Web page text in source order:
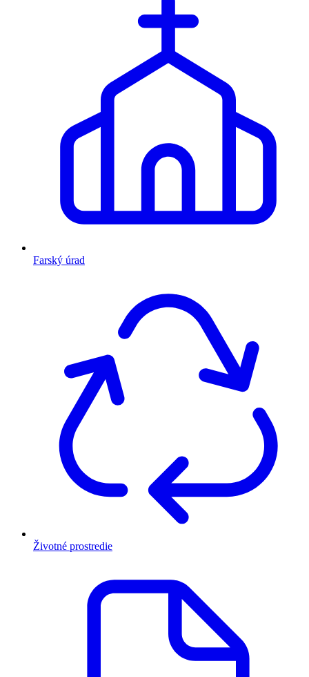
Farský úrad
Životné prostredie